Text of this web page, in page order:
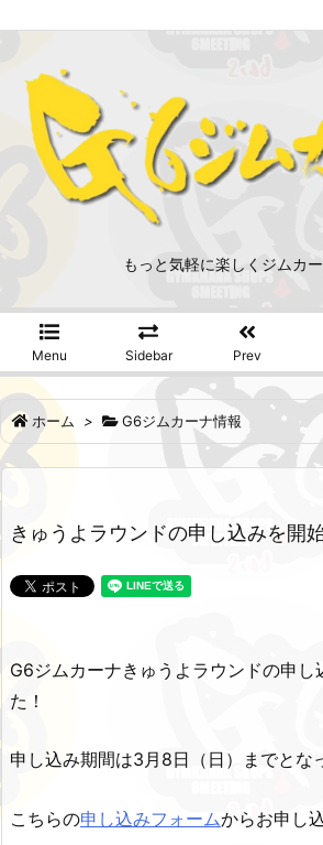
もっと気軽に楽しくジムカー
Menu Sidebar Prev
ホーム > G6ジムカーナ情報
きゅうよラウンドの申し込みを開
G6ジムカーナきゅうよラウンドの申し
た！
申し込み期間は3月8日（日）までとな
こちらの申し込みフォームからお申し